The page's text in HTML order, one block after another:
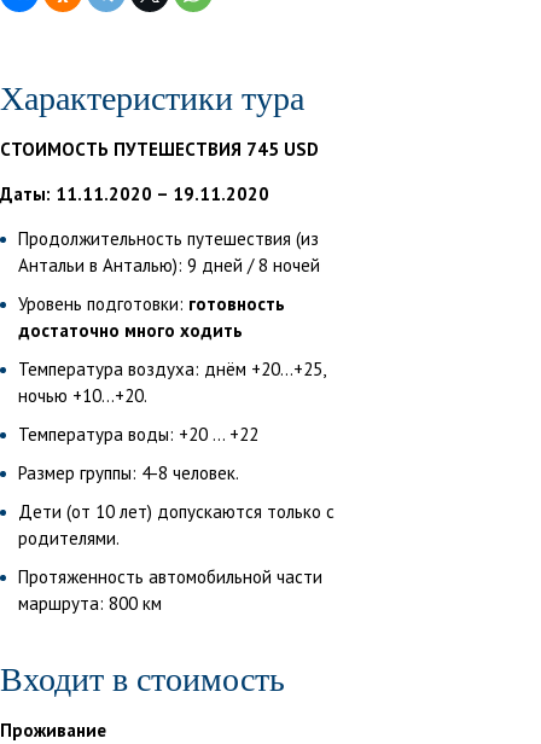
Характеристики тура
СТОИМОСТЬ ПУТЕШЕСТВИЯ 745 USD
Даты: 11.11.2020 – 19.11.2020
Продолжительность путешествия (из
Антальи в Анталью): 9 дней / 8 ночей
Уровень подготовки: готовность
достаточно много ходить
Температура воздуха: днём +20...+25,
ночью +10...+20.
Температура воды: +20 ... +22
Размер группы: 4-8 человек.
Дети (от 10 лет) допускаются только с
родителями.
Протяженность автомобильной части
маршрута: 800 км
Входит в стоимость
Проживание